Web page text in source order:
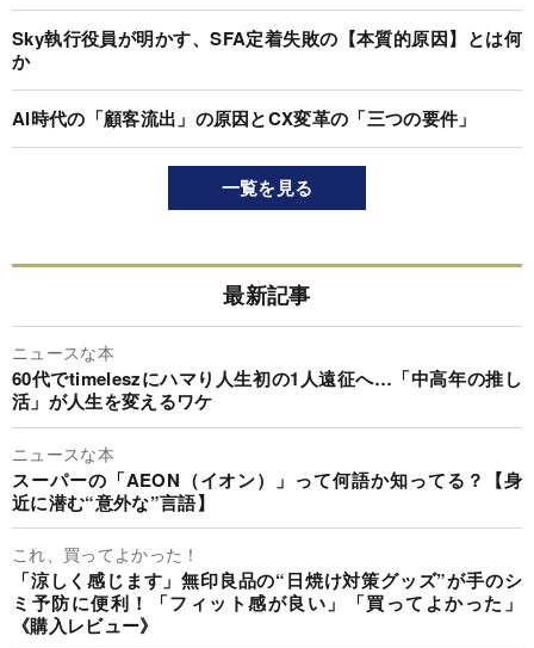
Sky執行役員が明かす、SFA定着失敗の【本質的原因】とは何
か
AI時代の「顧客流出」の原因とCX変革の「三つの要件」
一覧を見る
最新記事
ニュースな本
60代でtimeleszにハマり人生初の1人遠征へ…「中高年の推し
活」が人生を変えるワケ
ニュースな本
スーパーの「AEON（イオン）」って何語か知ってる？【身
近に潜む“意外な”言語】
これ、買ってよかった！
「涼しく感じます」無印良品の“日焼け対策グッズ”が手のシ
ミ予防に便利！「フィット感が良い」「買ってよかった」
《購入レビュー》